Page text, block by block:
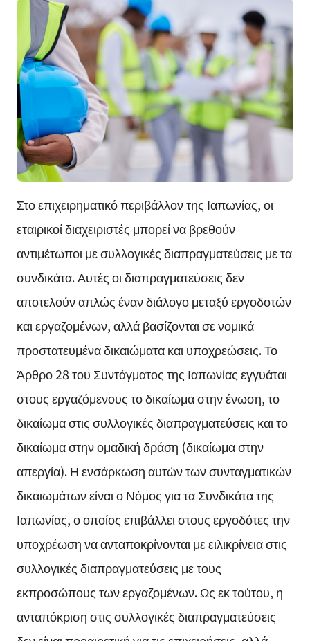
Στο επιχειρηματικό περιβάλλον της Ιαπωνίας, οι
εταιρικοί διαχειριστές μπορεί να βρεθούν
αντιμέτωποι με συλλογικές διαπραγματεύσεις με τα
συνδικάτα. Αυτές οι διαπραγματεύσεις δεν
αποτελούν απλώς έναν διάλογο μεταξύ εργοδοτών
και εργαζομένων, αλλά βασίζονται σε νομικά
προστατευμένα δικαιώματα και υποχρεώσεις. Το
Άρθρο 28 του Συντάγματος της Ιαπωνίας εγγυάται
στους εργαζόμενους το δικαίωμα στην ένωση, το
δικαίωμα στις συλλογικές διαπραγματεύσεις και το
δικαίωμα στην ομαδική δράση (δικαίωμα στην
απεργία). Η ενσάρκωση αυτών των συνταγματικών
δικαιωμάτων είναι ο Νόμος για τα Συνδικάτα της
Ιαπωνίας, ο οποίος επιβάλλει στους εργοδότες την
υποχρέωση να ανταποκρίνονται με ειλικρίνεια στις
συλλογικές διαπραγματεύσεις με τους
εκπροσώπους των εργαζομένων. Ως εκ τούτου, η
ανταπόκριση στις συλλογικές διαπραγματεύσεις